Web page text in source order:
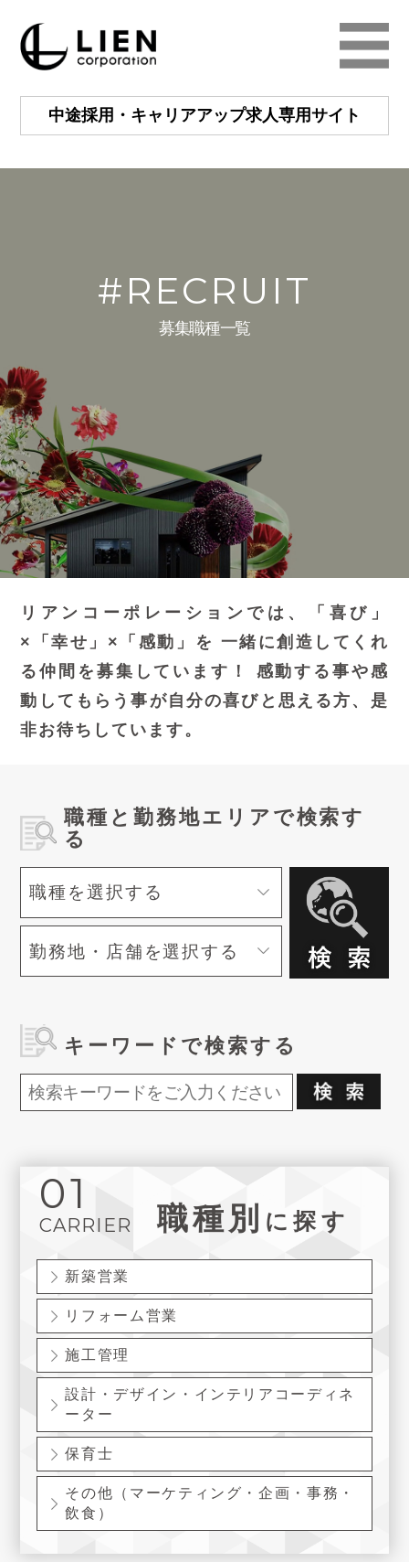
中途採用・キャリアアップ求人専用サイト
#RECRUIT
募集職種一覧
リアンコーポレーションでは、「喜び」
×「幸せ」×「感動」を 一緒に創造してくれ
る仲間を募集しています！
感動する事や感
動してもらう事が自分の喜びと思える方、是
非お待ちしています。
職種と勤務地エリアで検索す
る
キーワードで検索する
01
CARRIER 職種別 に探す
新築営業
リフォーム営業
施工管理
設計・デザイン・インテリアコーディネ
ーター
保育士
その他（マーケティング・企画・事務・
飲食）